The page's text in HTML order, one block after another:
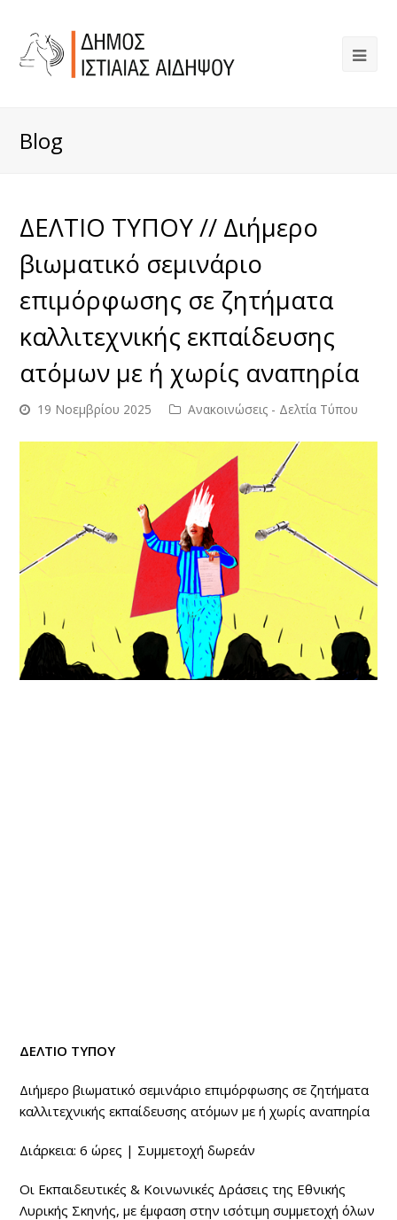
Blog
ΔΕΛΤΙΟ ΤΥΠΟΥ // Διήμερο
βιωματικό σεμινάριο
επιμόρφωσης σε ζητήματα
καλλιτεχνικής εκπαίδευσης
ατόμων με ή χωρίς αναπηρία
19 Νοεμβρίου 2025 Ανακοινώσεις - Δελτία Τύπου
ΔΕΛΤΙΟ ΤΥΠΟΥ
Διήμερο βιωματικό σεμινάριο επιμόρφωσης σε ζητήματα
καλλιτεχνικής εκπαίδευσης ατόμων με ή χωρίς αναπηρία
Διάρκεια: 6 ώρες | Συμμετοχή δωρεάν
Οι Εκπαιδευτικές & Κοινωνικές Δράσεις της Εθνικής
Λυρικής Σκηνής, με έμφαση στην ισότιμη συμμετοχή όλων